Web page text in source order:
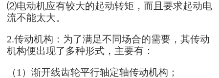
⑵电动机应有较大的起动转矩，而且要求起动电
流不能太大。
2.传动机构：为了满足不同场合的需要，其传动
机构便出现了多种形式，主要有：
（1）渐开线齿轮平行轴定轴传动机构；